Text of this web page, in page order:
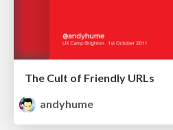
The Cult of Friendly URLs
andyhume